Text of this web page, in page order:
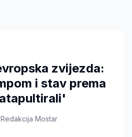
zvijezda:
i stav prema
Redakcija Mostar